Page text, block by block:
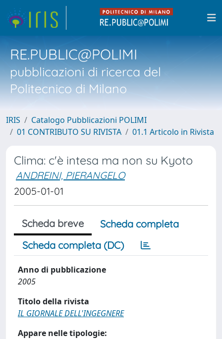
RE.PUBLIC@POLIMI
pubblicazioni di ricerca del
Politecnico di Milano
IRIS
Catalogo Pubblicazioni POLIMI
01 CONTRIBUTO SU RIVISTA
01.1 Articolo in Rivista
Clima: c'è intesa ma non su Kyoto
ANDREINI, PIERANGELO
2005-01-01
Scheda breve
Scheda completa
Scheda completa (DC)
Anno di pubblicazione
2005
Titolo della rivista
IL GIORNALE DELL'INGEGNERE
Appare nelle tipologie: